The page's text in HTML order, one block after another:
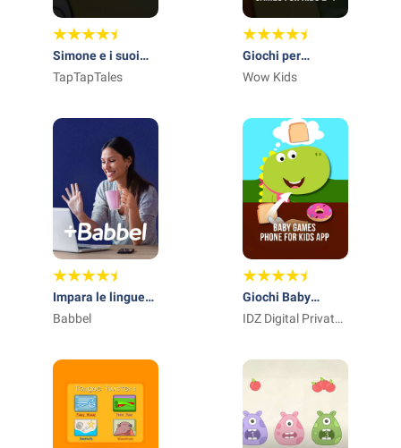
Simone e i suoi
amici
TapTapTales
Giochi per
bambini di 2-5
Wow Kids
Impara le lingue
con Babbel
Babbel
Giochi Baby
Phone 2-5
IDZ Digital Private